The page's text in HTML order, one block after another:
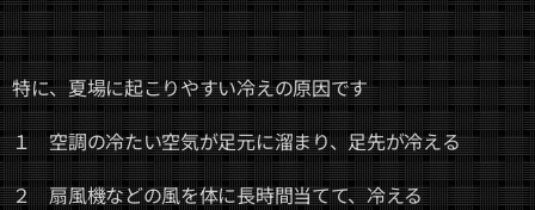
特に、夏場に起こりやすい冷えの原因です
１ 空調の冷たい空気が足元に溜まり、足先が冷える
２ 扇風機などの風を体に長時間当てて、冷える